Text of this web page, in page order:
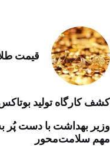
قیمت طلا و
کشف کارگاه تولید
وزیر بهداشت با دست پُر
مهم سلامت‌محور